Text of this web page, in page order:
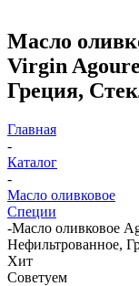
Масло
Virgin
Греция,
Главная
-
Каталог
-
Масло оливковое
Специи
-Масло оливковое
Нефильтрованное,
Хит
Советуем